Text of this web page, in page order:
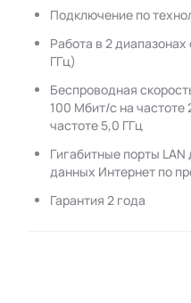
Подключение по
Работа в 2
ГГц)
Беспроводная
100 Мбит/с на
частоте 5,0 ГГц
Гигабитные порты
данных Интернет по
Гарантия 2 года